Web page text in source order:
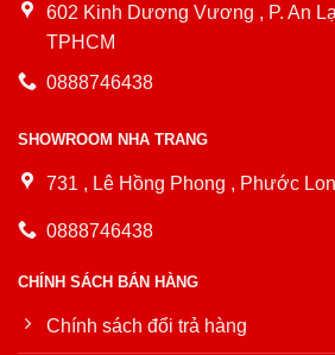
602 Kinh Dương Vương , P. An
TPHCM
0888746438
SHOWROOM NHA TRANG
731 , Lê Hồng Phong , Phước
0888746438
CHÍNH SÁCH BÁN HÀNG
Chính sách đổi trả hàng